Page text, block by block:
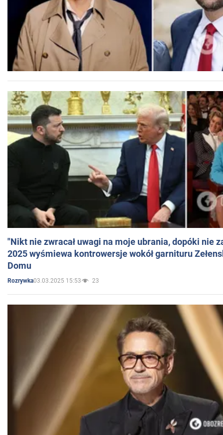
"Nikt nie zwracał uwagi na moje ubrania, dopóki nie
2025 wyśmiewa kontrowersje wokół garnituru
Domu
Rozrywka03.03.2025 15:53 23